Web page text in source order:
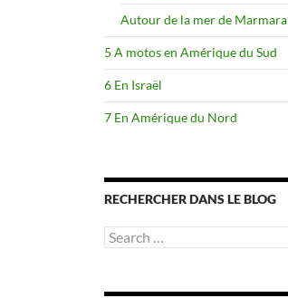
Autour de la mer de Marmara
5 A motos en Amérique du Sud
6 En Israël
7 En Amérique du Nord
RECHERCHER DANS LE BLOG
Search
for: